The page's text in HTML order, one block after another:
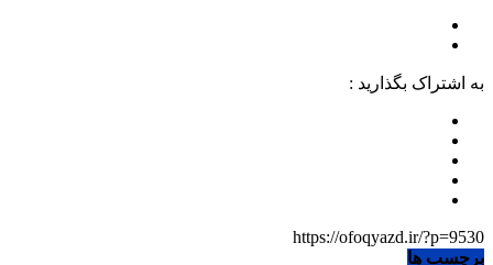
به اشتراک بگذارید :
https://ofoqyazd.ir/?p=9530
برچسب ها